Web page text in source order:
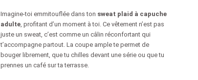
Imagine-toi emmitouflée dans ton sweat plaid à capuche
adulte, profitant d’un moment à toi. Ce vêtement n’est pas
juste un sweat, c’est comme un câlin réconfortant qui
t’accompagne partout. La coupe ample te permet de
bouger librement, que tu chilles devant une série ou que tu
prennes un café sur ta terrasse.